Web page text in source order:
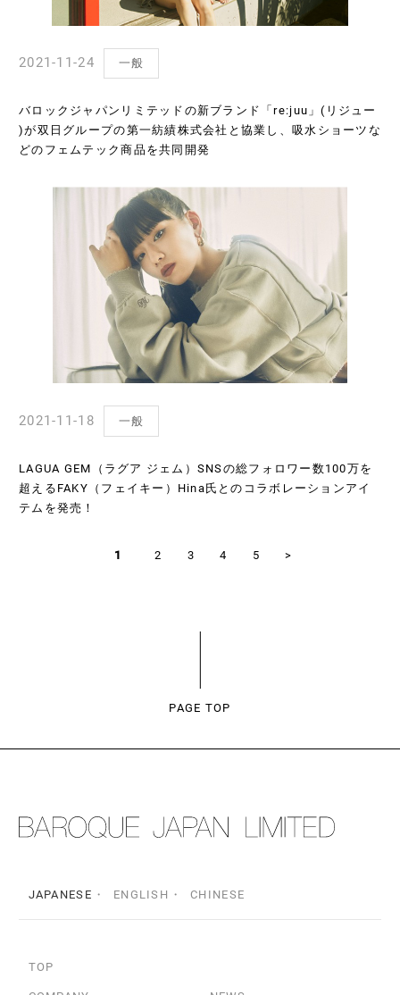
2021-11-24 一般
バロックジャパンリミテッドの新ブランド「re:juu」(リジュー
)が双日グループの第一紡績株式会社と協業し、吸水ショーツな
どのフェムテック商品を共同開発
2021-11-18 一般
LAGUA GEM（ラグア ジェム）SNSの総フォロワー数100万を
超えるFAKY（フェイキー）Hina氏とのコラボレーションアイ
テムを発売！
1 2 3 4 5 >
PAGE TOP
JAPANESE ENGLISH CHINESE
TOP